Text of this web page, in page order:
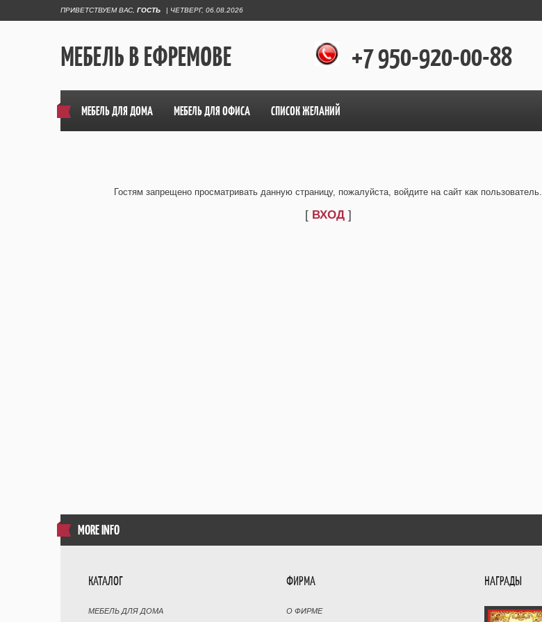
ПРИВЕТСТВУЕМ ВАС ГОСТЬ | ЧЕТВЕРГ, 06.08.2026
МЕБЕЛЬ В ЕФРЕМОВЕ +7 950-920-00-88
МЕБЕЛЬ ДЛЯ ДОМА МЕБЕЛЬ ДЛЯ ОФИСА СПИСОК ЖЕЛАНИЙ
Гостям запрещено просматривать данную страницу, пожалуйста, войдите на сайт как пользователь.
[ ВХОД]
MORE INFO
КАТАЛОГ
МЕБЕЛЬ ДЛЯ ДОМА
ФИРМА
О ФИРМЕ
НАГРАДЫ